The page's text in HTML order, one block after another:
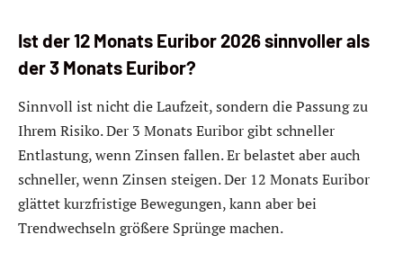
Ist der 12 Monats Euribor 2026 sinnvoller als
der 3 Monats Euribor?
Sinnvoll ist nicht die Laufzeit, sondern die Passung zu
Ihrem Risiko. Der 3 Monats Euribor gibt schneller
Entlastung, wenn Zinsen fallen. Er belastet aber auch
schneller, wenn Zinsen steigen. Der 12 Monats Euribor
glättet kurzfristige Bewegungen, kann aber bei
Trendwechseln größere Sprünge machen.